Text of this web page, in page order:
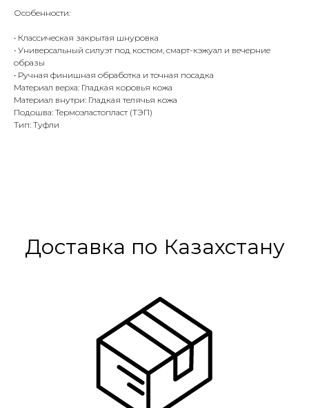
Особенности:
• Классическая закрытая шнуровка
• Универсальный силуэт под костюм, смарт-кэжуал и вечерние
образы
• Ручная финишная обработка и точная посадка
Материал верха: Гладкая коровья кожа
Материал внутри: Гладкая телячья кожа
Подошва: Термоэластопласт (ТЭП)
Тип: Туфли
Доставка по Казахстану